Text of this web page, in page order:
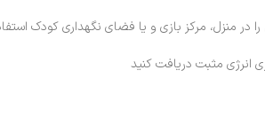
در منزل، مرکز بازی و یا فضای نگهداری کودک
انرژی مثبت دریافت کنید